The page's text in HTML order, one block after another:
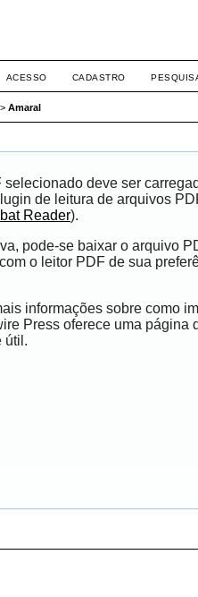
ACESSO CADASTRO
> Amaral
selecionado deve ser
de leitura de arquivos
Reader).
pode-se baixar o arquivo
o leitor PDF de sua
informações sobre como
Press oferece uma página
útil.